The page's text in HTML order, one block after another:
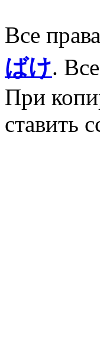
Все
ばけ.
При
ставить